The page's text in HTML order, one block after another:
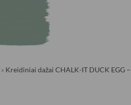
» Kreidiniai dažai CHALK-IT DUCK EGG –